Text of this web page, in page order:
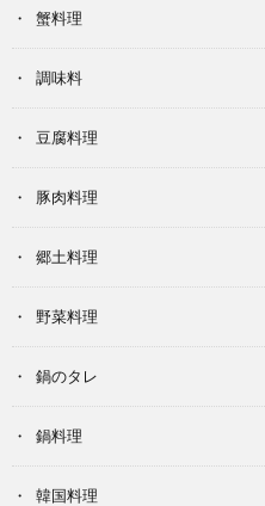
蟹料理
調味料
豆腐料理
豚肉料理
郷土料理
野菜料理
鍋のタレ
鍋料理
韓国料理